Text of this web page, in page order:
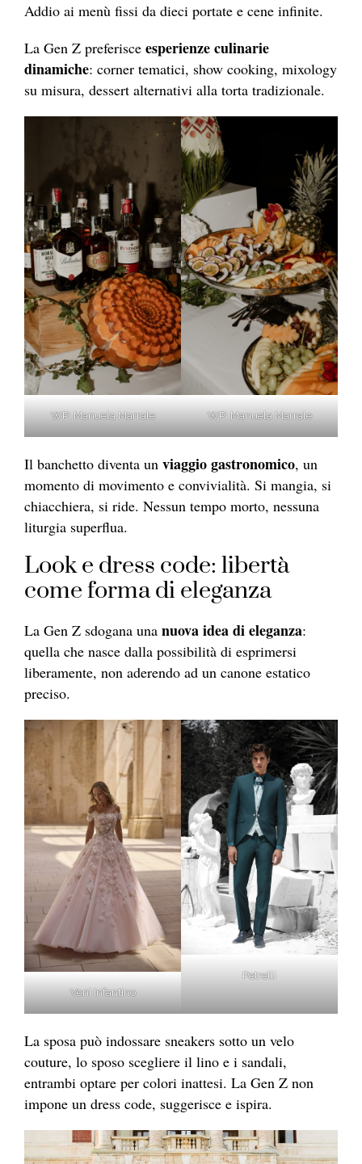
Addio ai menù fissi da dieci portate e cene infinite.
La Gen Z preferisce esperienze culinarie
dinamiche: corner tematici, show cooking, mixology
su misura, dessert alternativi alla torta tradizionale.
WP: Manuela Marrale WP: Manuela Marrale
Il banchetto diventa un viaggio gastronomico, un
momento di movimento e convivialità. Si mangia, si
chiacchiera, si ride. Nessun tempo morto, nessuna
liturgia superflua.
Look e dress code: libertà
come forma di eleganza
La Gen Z sdogana una nuova idea di eleganza:
quella che nasce dalla possibilità di esprimersi
liberamente, non aderendo ad un canone estatico
preciso.
Veni Infantino
Petrelli
La sposa può indossare sneakers sotto un velo
couture, lo sposo scegliere il lino e i sandali,
entrambi optare per colori inattesi. La Gen Z non
impone un dress code, suggerisce e ispira.